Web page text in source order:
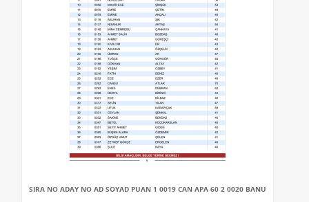
SIRA NO ADAY NO AD SOYAD PUAN 1 0019 CAN APA 60 2 0020 BANU